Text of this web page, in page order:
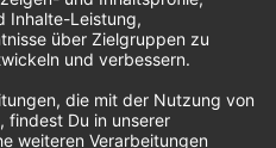
der gemütliche
Jungs schmücken
Gesang und Klavier-